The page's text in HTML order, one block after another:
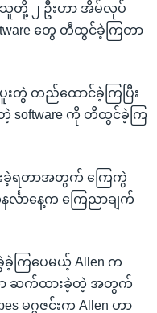
သူတို့ ၂ ဦးဟာ အိမ်လုပ်
တွေ တီထွင်ခဲ့ကြတာ
းတွဲ တည်ထောင်ခဲ့ကြပြီး
တဲ့ software ကို တီထွင်ခဲ့ကြ
းခဲ့ရတာအတွက် ကြေကွဲ
လာနေ့က ကြေညာချက်
ခဲ့ကြပေမယ့် Allen က
ယာ ဆက်ထားခဲ့တဲ့ အတွက်
မဂ္ဂဇင်းက Allen ဟာ